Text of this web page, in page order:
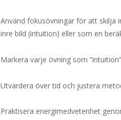
Använd fokusövningar för att skilja
inre bild (intuition) eller som en
Markera varje övning som
Utvärdera över tid och justera
Praktisera energimedvetenhet